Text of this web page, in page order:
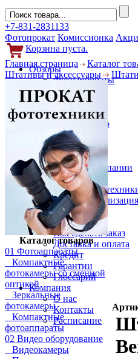
+7-831-2831133
Фотопрокат Комиссионка
Корзина пуста.
Обзоры
Фотоаппараты
Объективы
Фильтры
Новости
Фото и видео
Гаджеты
Аксессуары
Слухи
Новости компании
Услуги
Прокат
Выкуп и реализация
Покупателям
Акции
Как сделать заказ
Доставка и оплата
Кредит
Гарантии
Глоссарий
Компания
О нас
Контакты
Расписание
Главная страница Каталог
Штативы и аксессуары
Каталог товаров
01 Фотоаппараты
Компактные
фотокамеры со сменной
оптикой
Зеркальные
фотокамеры
Компактные
фотоаппараты
02 Видео оборудование
Видеокамеры